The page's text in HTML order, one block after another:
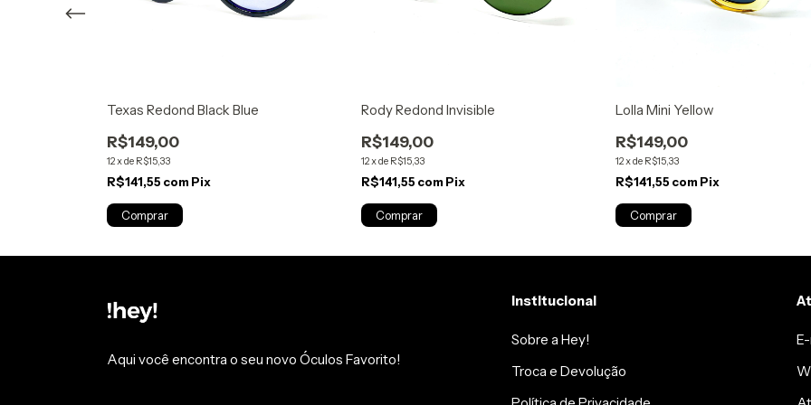
Texas Redond Black Blue
R$149,00
12xde R$15,33
R$141,55 com Pix
Rody Redond Invisible
R$149,00
12xde R$15,33
R$141,55 com Pix
Lolla Mini Yellow
R$149,00
12xde R$15,33
R$141,55 com Pix
Aqui você encontra o seu novo Óculos Favorito!
Institucional
Sobre a Hey!
Troca e Devolução